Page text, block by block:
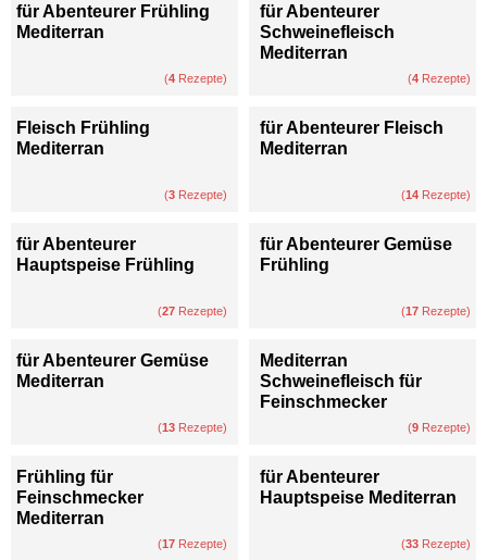
für Abenteurer Frühling
Mediterran
(4 Rezepte)
für Abenteurer
Schweinefleisch
Mediterran
(4 Rezepte)
Fleisch Frühling
Mediterran
(3 Rezepte)
für Abenteurer Fleisch
Mediterran
(14 Rezepte)
für Abenteurer
Hauptspeise Frühling
(27 Rezepte)
für Abenteurer Gemüse
Frühling
(17 Rezepte)
für Abenteurer Gemüse
Mediterran
(13 Rezepte)
Mediterran
Schweinefleisch für
Feinschmecker
(9 Rezepte)
Frühling für
Feinschmecker
Mediterran
(17 Rezepte)
für Abenteurer
Hauptspeise Mediterran
(33 Rezepte)